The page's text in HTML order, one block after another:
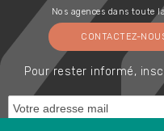
Nos agences dans toute
CONTACTEZ-
Pour rester informé,